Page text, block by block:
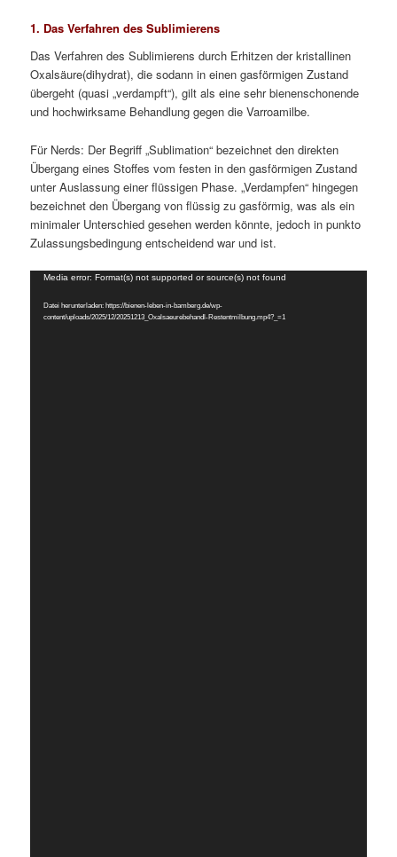
1. Das Verfahren des Sublimierens
Das Verfahren des Sublimierens durch Erhitzen der kristallinen
Oxalsäure(dihydrat), die sodann in einen gasförmigen Zustand
übergeht (quasi „verdampft“), gilt als eine sehr bienenschonende
und hochwirksame Behandlung gegen die Varroamilbe.
Für Nerds: Der Begriff „Sublimation“ bezeichnet den direkten
Übergang eines Stoffes vom festen in den gasförmigen Zustand
unter Auslassung einer flüssigen Phase. „Verdampfen“ hingegen
bezeichnet den Übergang von flüssig zu gasförmig, was als ein
minimaler Unterschied gesehen werden könnte, jedoch in punkto
Zulassungsbedingung entscheidend war und ist.
Video-
Media error: Format(s) not supported or source(s) not found
Datei herunterladen: https://bienen-leben-in-bamberg.de/wp-
content/uploads/2025/12/20251213_Oxalsaeurebehandl-Restentmilbung.mp4?_=1